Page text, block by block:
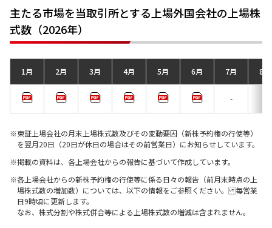
主たる市場を当取引所とする上場外国会社の上場株
式数（2026年）
1月 2月 3月 4月 5月 6月 7月 8月
-
東証上場会社の月末上場株式数及びその変動要因（新株予約権の行使等）
を翌月20日（20日が休日の場合はその前営業日）にお知らせしています。
掲載の資料は、各上場会社からの報告に基づいて作成しています。
各上場会社からの新株予約権の行使等に係る日々の報告（前月末時点の上
場株式数の増加数）については、以下の情報をご参照ください。 毎営業
日9時頃に更新します。
なお、株式分割や株式併合等による上場株式数の増減は含まれません。